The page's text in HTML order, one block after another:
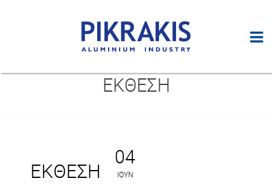
ΕΚΘΕΣΗ
04
ΙΟΎΝ
ΕΚΘΕΣΗ